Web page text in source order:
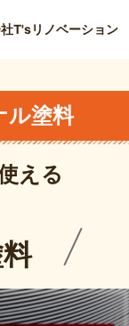
T'sリノベーション
ル塗料
える